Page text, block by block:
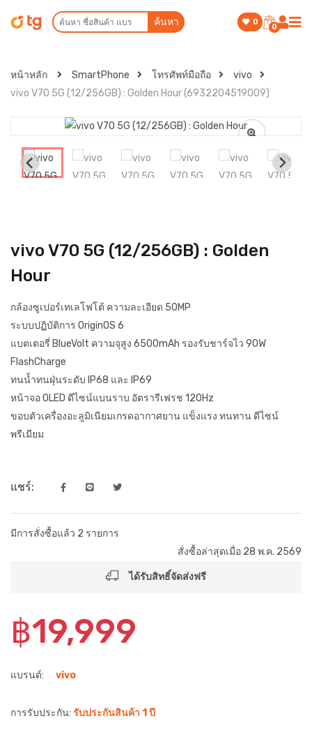
ค้นหา 0
0
หน้าหลัก SmartPhone โทรศัพท์มือถือ
vivo
vivo V70 5G (12/256GB) : Golden Hour (6932204519009)
vivo V70 5G (12/256GB) : Golden
Hour
กล้องซูเปอร์เทเลโฟโต้ ความละเอียด 50MP
ระบบปฏิบัติการ OriginOS 6
แบตเตอรี่ BlueVolt ความจุสูง 6500mAh รองรับชาร์จไว 90W
FlashCharge
ทนน้ำทนฝุ่นระดับ IP68 และ IP69
หน้าจอ OLED ดีไซน์แบนราบ อัตรารีเฟรช 120Hz
ขอบตัวเครื่องอะลูมิเนียมเกรดอากาศยาน แข็งแรง ทนทาน ดีไซน์
พรีเมียม
แชร์:
มีการสั่งซื้อแล้ว 2 รายการ
สั่งซื้อล่าสุดเมื่อ 28 พ.ค. 2569
ได้รับสิทธิ์จัดส่งฟรี
฿19,999
แบรนด์: vivo
การรับประกัน: รับประกันสินค้า 1 ปี